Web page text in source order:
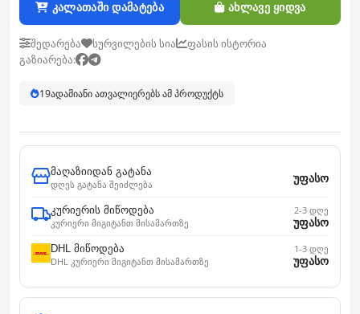
კალათაში დამატება ახლავე ყიდვა
შედარება სურვილების სია
ფასის ისტორია
გაზიარება:
19ადამიანი ათვალიერებს ამ პროდუქტს
მაღაზიიდან გატანა
დღეს გატანა შეიძლება
უფასო
კურიერის მიწოდება
კურიერი მიგიტანთ მისამართზე
2-3 დღე
უფასო
DHL მიწოდება
DHL კურიერი მიგიტანთ მისამართზე
1-3 დღე
უფასო